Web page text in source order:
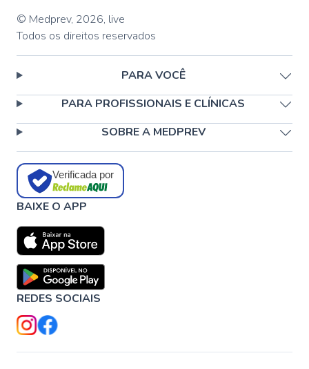
© Medprev, 2026, live
Todos os direitos reservados
PARA VOCÊ
PARA PROFISSIONAIS E CLÍNICAS
SOBRE A MEDPREV
Verificada por
BAIXE O APP
REDES SOCIAIS